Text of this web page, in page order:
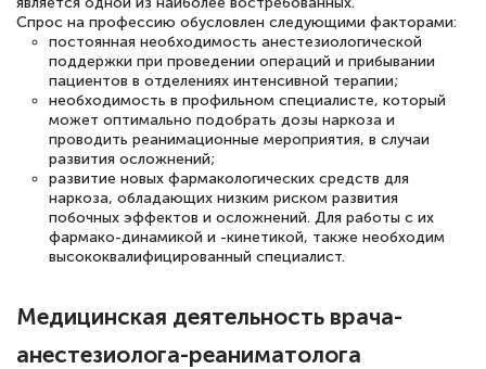
быстро ответили, разъяснили все детали.
Обучение понравилось: огромное
количество тематической литературы,
пособий и учебников доступно на время
прохождения курса, удобная система
аттестации, проблем не возникло ни на
каком этапе…
Спрос на профессию обусловлен следующими факторами:
постоянная необходимость анестезиологической
поддержки при проведении операций и прибывании
пациентов в отделениях интенсивной терапии;
необходимость в профильном специалисте, который
может оптимально подобрать дозы наркоза и
проводить реанимационные мероприятия, в случаи
развития осложнений;
развитие новых фармакологических средств для
наркоза, обладающих низким риском развития
побочных эффектов и осложнений. Для работы с их
фармако-динамикой и -кинетикой, также необходим
высококвалифицированный специалист.
Медицинская деятельность врача-
анестезиолога-реаниматолога